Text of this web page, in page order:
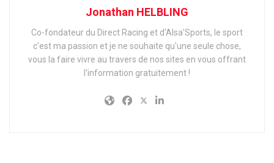
Jonathan HELBLING
Co-fondateur du Direct Racing et d'Alsa'Sports, le sport
c'est ma passion et je ne souhaite qu'une seule chose,
vous la faire vivre au travers de nos sites en vous offrant
l'information gratuitement !